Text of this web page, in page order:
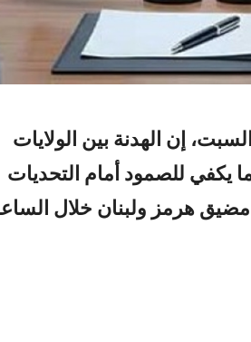
إن الهدنة بين الولايات
يكفي للصمود أمام التحديات
مضيق هرمز ولبنان خلال